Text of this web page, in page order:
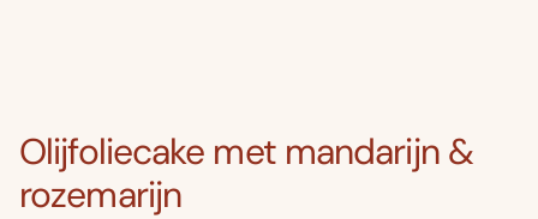
Olijfoliecake met mandarijn &
rozemarijn